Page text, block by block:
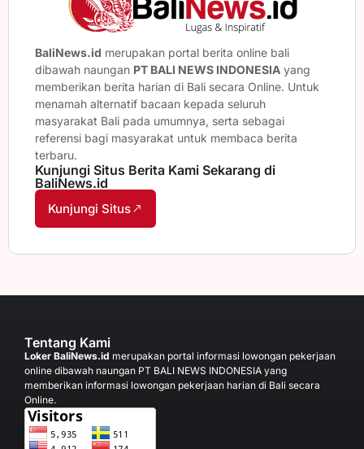
BaliNews.id merupakan portal berita online bali
dibawah naungan PT BALI NEWS INDONESIA yang
memberikan berita harian di Bali secara Online. Untuk
menamah alternatif bacaan kepada seluruh
masyarakat Bali pada umumnya, serta sebagai
referensi bagi masyarakat untuk membaca berita
terbaru.
Kunjungi Situs Berita Kami Sekarang di
BaliNews.id
Kunjungi Situs
Tentang Kami
Loker BaliNews.id merupakan portal informasi lowongan pekerjaan
online dibawah naungan PT BALI NEWS INDONESIA yang
memberikan informasi lowongan pekerjaan harian di Bali secara
Online.